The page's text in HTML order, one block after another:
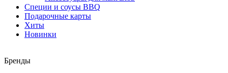
Специи и соусы BBQ
Подарочные карты
Хиты
Новинки
Бренды